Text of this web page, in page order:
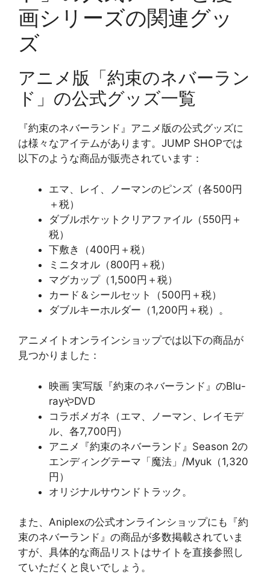
画シリーズの関連グッ
ズ
アニメ版「約束のネバーラン
ド」の公式グッズ一覧
『約束のネバーランド』アニメ版の公式グッズに
は様々なアイテムがあります。JUMP SHOPでは
以下のような商品が販売されています：
エマ、レイ、ノーマンのピンズ（各500円
＋税）
ダブルポケットクリアファイル（550円＋
税）
下敷き（400円＋税）
ミニタオル（800円＋税）
マグカップ（1,500円＋税）
カード＆シールセット（500円＋税）
ダブルキーホルダー（1,200円＋税）​​。
アニメイトオンラインショップでは以下の商品が
見つかりました：
映画 実写版『約束のネバーランド』のBlu-
rayやDVD
コラボメガネ（エマ、ノーマン、レイモデ
ル、各7,700円）
アニメ『約束のネバーランド』Season 2の
エンディングテーマ「魔法」/Myuk（1,320
円）
オリジナルサウンドトラック​​。
また、Aniplexの公式オンラインショップにも『約
束のネバーランド』の商品が多数掲載されていま
すが、具体的な商品リストはサイトを直接参照し
ていただくと良いでしょう​​。